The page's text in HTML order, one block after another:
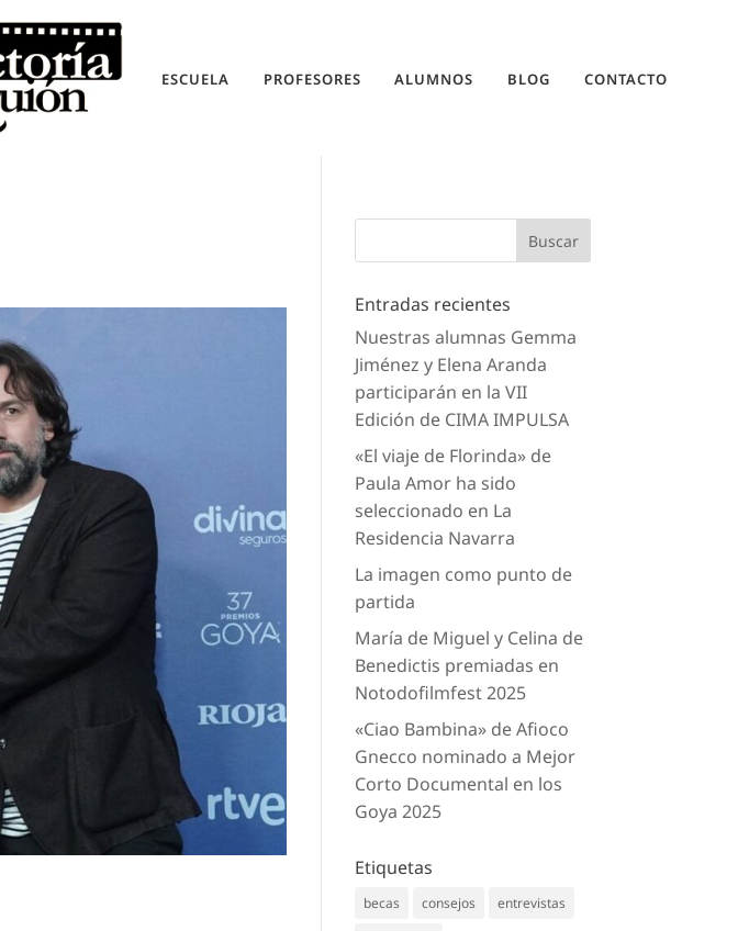
ESCUELA PROFESORES ALUMNOS BLOG CONTACTO
Entradas recientes
Nuestras alumnas Gemma
Jiménez y Elena Aranda
participarán en la VII
Edición de CIMA IMPULSA
«El viaje de Florinda» de
Paula Amor ha sido
seleccionado en La
Residencia Navarra
La imagen como punto de
partida
María de Miguel y Celina de
Benedictis premiadas en
Notodofilmfest 2025
«Ciao Bambina» de Afioco
Gnecco nominado a Mejor
Corto Documental en los
Goya 2025
Etiquetas
becas consejos
entrevistas